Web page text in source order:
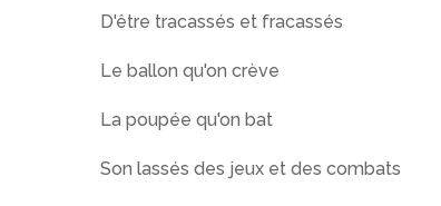
D'être tracassés et fracassés
Le ballon qu'on crève
La poupée qu'on bat
Son lassés des jeux et des combats